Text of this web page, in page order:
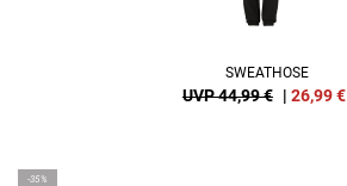
SWEATHOSE
UVP 44,99 € | 26,99€
-35%